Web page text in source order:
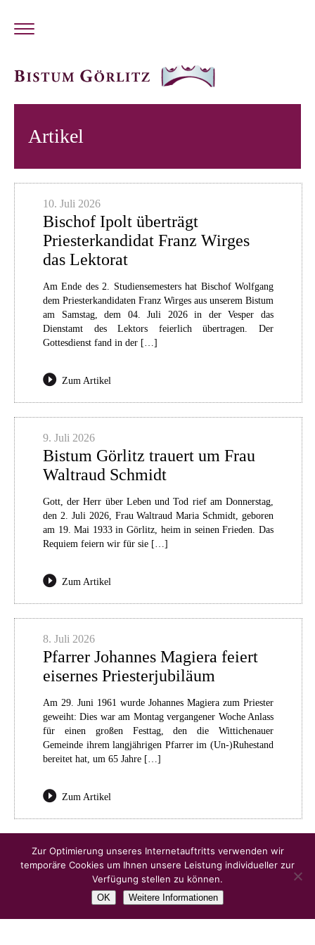
Artikel
10. Juli 2026
Bischof Ipolt überträgt
Priesterkandidat Franz Wirges
das Lektorat
Am Ende des 2. Studiensemesters hat Bischof Wolfgang
dem Priesterkandidaten Franz Wirges aus unserem Bistum
am Samstag, dem 04. Juli 2026 in der Vesper das
Dienstamt des Lektors feierlich übertragen. Der
Gottesdienst fand in der […]
Zum Artikel
9. Juli 2026
Bistum Görlitz trauert um Frau
Waltraud Schmidt
Gott, der Herr über Leben und Tod rief am Donnerstag,
den 2. Juli 2026, Frau Waltraud Maria Schmidt, geboren
am 19. Mai 1933 in Görlitz, heim in seinen Frieden. Das
Requiem feiern wir für sie […]
Zum Artikel
8. Juli 2026
Pfarrer Johannes Magiera feiert
eisernes Priesterjubiläum
Am 29. Juni 1961 wurde Johannes Magiera zum Priester
geweiht: Dies war am Montag vergangener Woche Anlass
für einen großen Festtag, den die Wittichenauer
Gemeinde ihrem langjährigen Pfarrer im (Un-)Ruhestand
bereitet hat, um 65 Jahre […]
Zum Artikel
Ältere Artikel
Zur Optimierung unseres Internetauftritts verwenden wir
temporäre Cookies um Ihnen unsere Leistung individueller zur
Verfügung stellen zu können.
OK Weitere Informationen